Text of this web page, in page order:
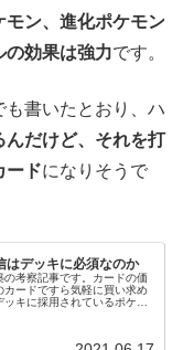
モン、進化ポケモン
の効果は強力です。
も書いたとおり、ハ
んだけど、それを打
ードになりそうで
はデッキに必須なのか
考察記事です。カードの価
ードですら気軽に買い求め
キに採用されているポケモ